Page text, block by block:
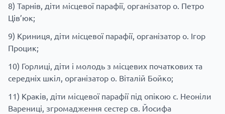
8) Тарнів, діти місцевої парафії, організатор о. Петро
Ців’юк;
9) Криниця, діти місцевої парафії, організатор о. Ігор
Процик;
10) Горлиці, діти і молодь з місцевих початкових та
середніх шкіл, організатор о. Віталій Бойко;
11) Краків, діти місцевої парафії під опікою с. Неоніли
Варениці, згромадження сестер св. Йосифа